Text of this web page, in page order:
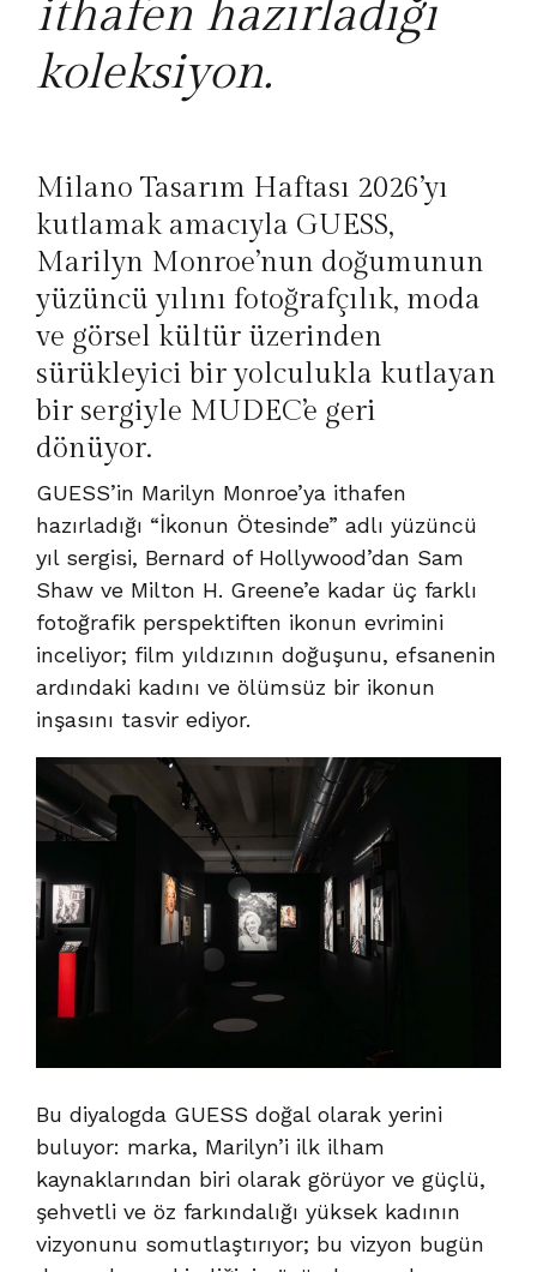
ithafen hazırladığı
koleksiyon.
Milano Tasarım Haftası 2026’yı
kutlamak amacıyla GUESS,
Marilyn Monroe’nun doğumunun
yüzüncü yılını fotoğrafçılık, moda
ve görsel kültür üzerinden
sürükleyici bir yolculukla kutlayan
bir sergiyle MUDEC’e geri
dönüyor.
GUESS’in Marilyn Monroe’ya ithafen
hazırladığı “İkonun Ötesinde” adlı yüzüncü
yıl sergisi, Bernard of Hollywood’dan Sam
Shaw ve Milton H. Greene’e kadar üç farklı
fotoğrafik perspektiften ikonun evrimini
inceliyor; film yıldızının doğuşunu, efsanenin
ardındaki kadını ve ölümsüz bir ikonun
inşasını tasvir ediyor.
Bu diyalogda GUESS doğal olarak yerini
buluyor: marka, Marilyn’i ilk ilham
kaynaklarından biri olarak görüyor ve güçlü,
şehvetli ve öz farkındalığı yüksek kadının
vizyonunu somutlaştırıyor; bu vizyon bugün